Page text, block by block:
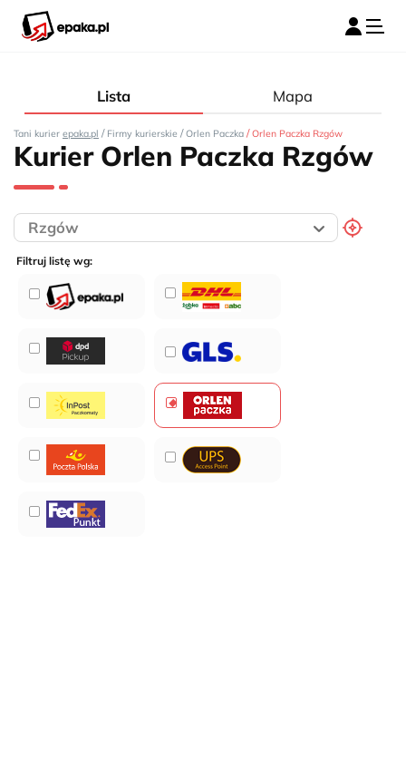
Lista Mapa
Tani kurier epaka.pl / Firmy kurierskie / Orlen Paczka / Orlen Paczka Rzgów
Kurier Orlen Paczka Rzgów
Filtruj listę wg: